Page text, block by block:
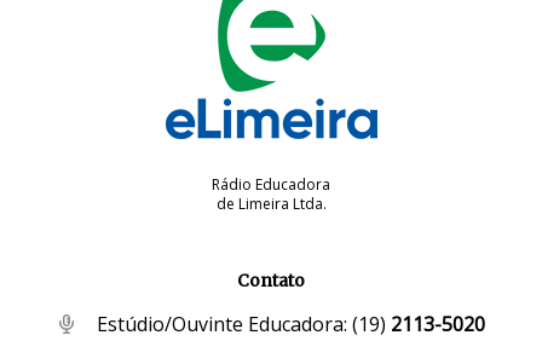
Rádio Educadora
de Limeira Ltda.
Contato
Estúdio/Ouvinte Educadora: (19) 2113-5020